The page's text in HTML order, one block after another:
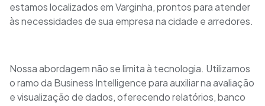
estamos localizados em Varginha, prontos para atender
às necessidades de sua empresa na cidade e arredores.
Nossa abordagem não se limita à tecnologia. Utilizamos
o ramo da Business Intelligence para auxiliar na avaliação
e visualização de dados, oferecendo relatórios, banco